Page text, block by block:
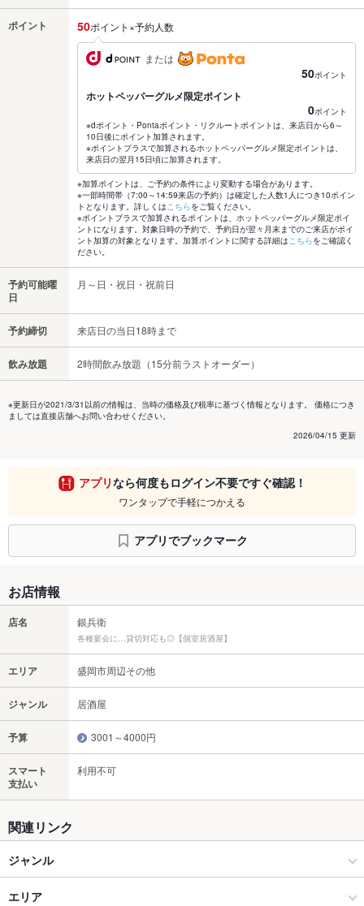
ポイント 50ポイント×予約人数
または
50ポイント
ホットペッパーグルメ限定ポイント
0ポイント
※dポイント・Pontaポイント・リクルートポイントは、来店日から6～
10日後にポイント加算されます。
※ポイントプラスで加算されるホットペッパーグルメ限定ポイントは、
来店日の翌月15日頃に加算されます。
※加算ポイントは、ご予約の条件により変動する場合があります。
※一部時間帯（7:00～14:59来店の予約）は確定した人数1人につき10ポイン
トとなります。詳しくはこちらをご覧ください。
※ポイントプラスで加算されるポイントは、ホットペッパーグルメ限定ポイ
ントになります。対象日時の予約で、予約日が翌々月末までのご来店がポイ
ント加算の対象となります。加算ポイントに関する詳細はこちらをご確認く
ださい。
予約可能曜
日
月～日・祝日・祝前日
予約締切 来店日の当日18時まで
飲み放題 2時間飲み放題（15分前ラストオーダー）
※更新日が2021/3/31以前の情報は、当時の価格及び税率に基づく情報となります。 価格につき
ましては直接店舗へお問い合わせください。
2026/04/15 更新
アプリなら何度もログイン不要ですぐ確認！
ワンタップで手軽につかえる
アプリでブックマーク
お店情報
店名 銀兵衛
各種宴会に…貸切対応も◎【個室居酒屋】
エリア 盛岡市周辺その他
ジャンル 居酒屋
予算 3001～4000円
スマート
支払い
利用不可
関連リンク
ジャンル
居酒屋
エリア